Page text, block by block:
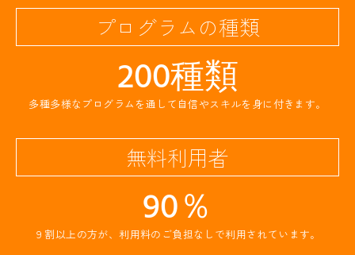
プログラムの種類
多種多様なプログラムを通して自信やスキルを身に付きます。
200種類
無料利用者
９割以上の方が、利用料のご負担なしで利用されています。
90％